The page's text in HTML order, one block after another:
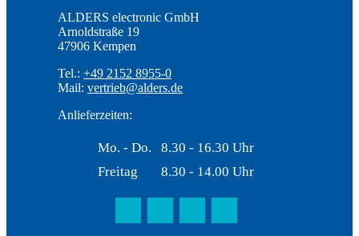
ALDERS electronic GmbH
Arnoldstraße 19
47906 Kempen
Tel.: +49 2152 8955-0
Mail: vertrieb@alders.de
Anlieferzeiten:
Mo. - Do.
8.30 - 16.30 Uhr
Freitag
8.30 - 14.00 Uhr